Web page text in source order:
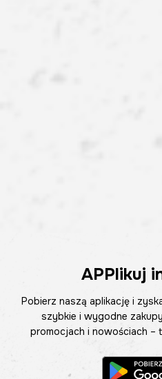
APPlikuj
Pobierz naszą aplikację i
szybkie i wygodne
promocjach i nowościach –